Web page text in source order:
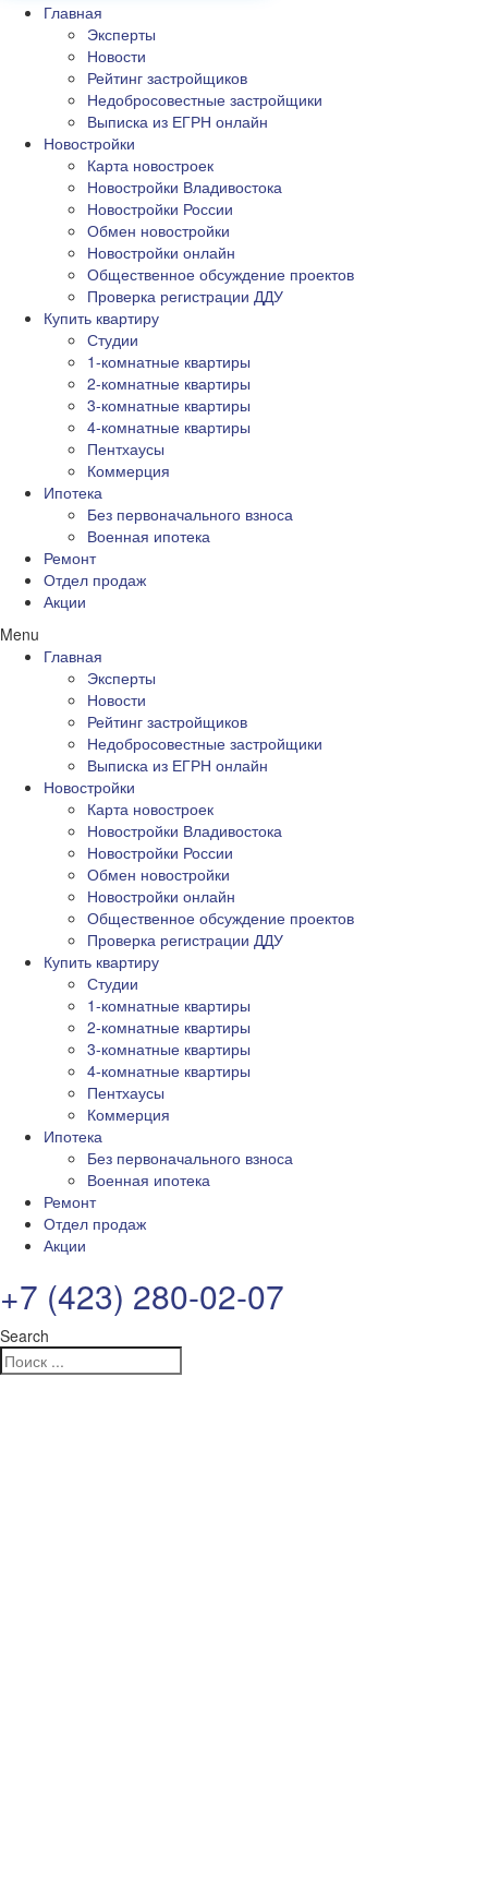
Главная
Эксперты
Новости
Рейтинг застройщиков
Недобросовестные застройщики
Выписка из ЕГРН онлайн
Новостройки
Карта новостроек
Новостройки Владивостока
Новостройки России
Обмен новостройки
Новостройки онлайн
Общественное обсуждение проектов
Проверка регистрации ДДУ
Купить квартиру
Студии
1-комнатные квартиры
2-комнатные квартиры
3-комнатные квартиры
4-комнатные квартиры
Пентхаусы
Коммерция
Ипотека
Без первоначального взноса
Военная ипотека
Ремонт
Отдел продаж
Акции
Menu
Главная
Эксперты
Новости
Рейтинг застройщиков
Недобросовестные застройщики
Выписка из ЕГРН онлайн
Новостройки
Карта новостроек
Новостройки Владивостока
Новостройки России
Обмен новостройки
Новостройки онлайн
Общественное обсуждение проектов
Проверка регистрации ДДУ
Купить квартиру
Студии
1-комнатные квартиры
2-комнатные квартиры
3-комнатные квартиры
4-комнатные квартиры
Пентхаусы
Коммерция
Ипотека
Без первоначального взноса
Военная ипотека
Ремонт
Отдел продаж
Акции
+7 (423) 280-02-07
Search